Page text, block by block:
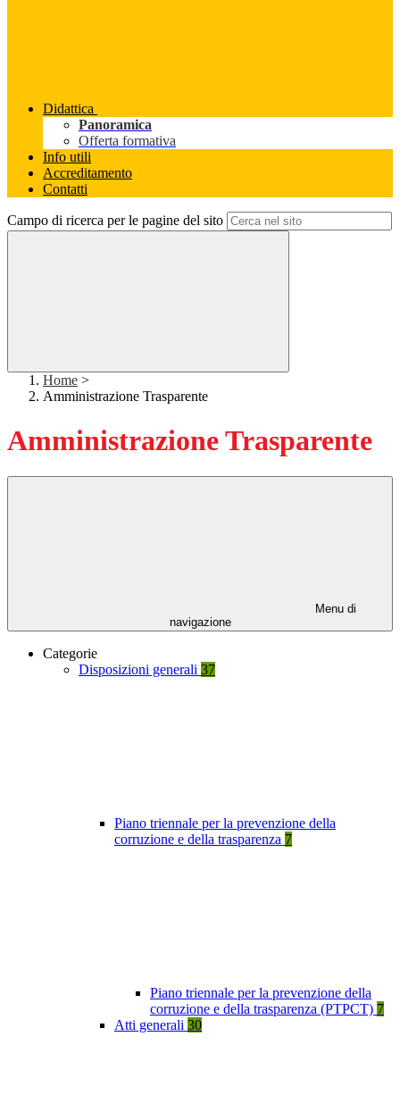
Didattica
Panoramica
Offerta formativa
Info utili
Accreditamento
Contatti
Campo di ricerca per le pagine del sito
Home >
Amministrazione Trasparente
Amministrazione Trasparente
Menu di
navigazione
Categorie
Disposizioni generali 37
Piano triennale per la prevenzione della
corruzione e della trasparenza 7
Piano triennale per la prevenzione della
corruzione e della trasparenza (PTPCT) 7
Atti generali 30